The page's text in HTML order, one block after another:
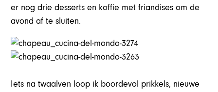
er nog drie desserts en koffie met friandises om de
avond af te sluiten.
Iets na twaalven loop ik boordevol prikkels, nieuwe